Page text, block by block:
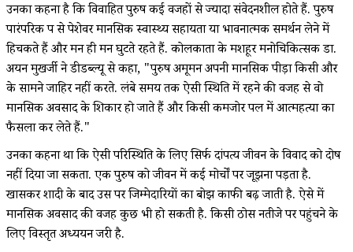
उनका कहना है कि विवाहित पुरुष कई वजहों से ज्यादा संवेदनशील होते हैं. पुरुष
पारंपरिक रूप से पेशेवर मानसिक स्वास्थ्य सहायता या भावनात्मक समर्थन लेने में
हिचकते हैं और मन ही मन घुटते रहते हैं. कोलकाता के मशहूर मनोचिकित्सक डा.
अयन मुखर्जी ने डीडब्ल्यू से कहा, "पुरुष अमूमन अपनी मानसिक पीड़ा किसी और
के सामने जाहिर नहीं करते. लंबे समय तक ऐसी स्थिति में रहने की वजह से वो
मानसिक अवसाद के शिकार हो जाते हैं और किसी कमजोर पल में आत्महत्या का
फैसला कर लेते हैं."
उनका कहना था कि ऐसी परिस्थिति के लिए सिर्फ दांपत्य जीवन के विवाद को दोष
नहीं दिया जा सकता. एक पुरुष को जीवन में कई मोर्चों पर जूझना पड़ता है.
खासकर शादी के बाद उस पर जिम्मेदारियों का बोझ काफी बढ़ जाती है. ऐसे में
मानसिक अवसाद की वजह कुछ भी हो सकती है. किसी ठोस नतीजे पर पहुंचने के
लिए विस्तृत अध्ययन जरूरी है.